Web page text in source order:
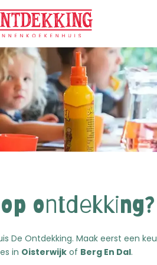
ontdekking?
De Ontdekking. Maak eerst een
in Oisterwijkof Berg En Dal.